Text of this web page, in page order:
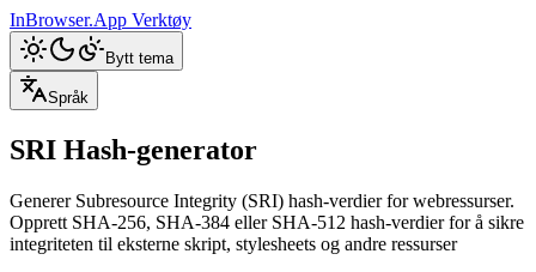
InBrowser.App Verktøy
Bytt tema
Språk
SRI Hash-generator
Generer Subresource Integrity (SRI) hash-verdier for webressurser.
Opprett SHA-256, SHA-384 eller SHA-512 hash-verdier for å sikre
integriteten til eksterne skript, stylesheets og andre ressurser